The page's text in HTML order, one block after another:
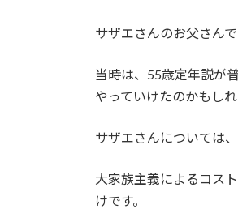
サザエさんのお父さん
当時は、55歳定年説が
やっていけたのかもしれ
サザエさんについては
大家族主義によるコス
けです。